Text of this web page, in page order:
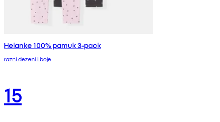
Helanke 100% pamuk 3-pack
razni dezeni i boje
15